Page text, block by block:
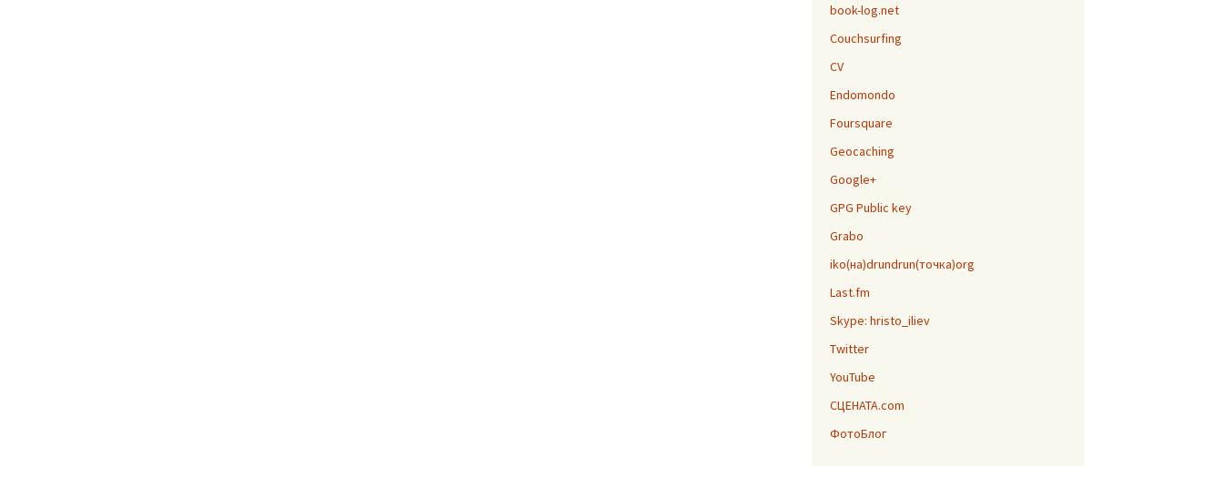
book-log.net
Couchsurfing
CV
Endomondo
Foursquare
Geocaching
Google+
GPG Public key
Grabo
iko(на)drundrun(точка)org
Last.fm
Skype: hristo_iliev
Twitter
YouTube
СЦЕНАТА.com
ФотоБлог